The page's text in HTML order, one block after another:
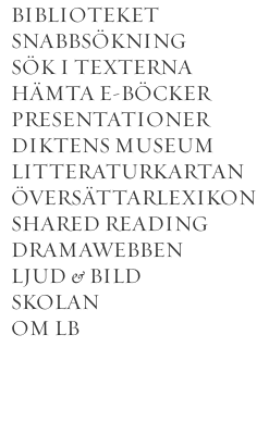
BIBLIOTEKET
SNABBSÖKNING
SÖK I TEXTERNA
HÄMTA E-BÖCKER
PRESENTATIONER
DIKTENS MUSEUM
LITTERATURKARTAN
ÖVERSÄTTARLEXIKON
SHARED READING
DRAMAWEBBEN
LJUD & BILD
SKOLAN
OM LB